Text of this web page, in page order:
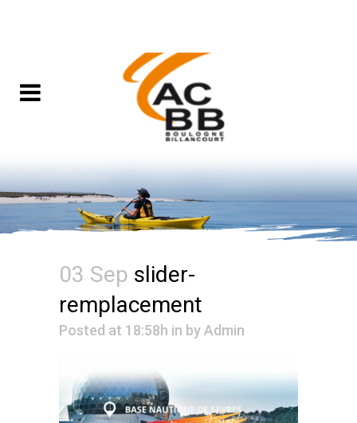
03 Sep slider-
remplacement
Posted at 18:58h in byAdmin